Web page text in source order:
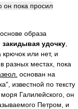
он пока просил
образа
закидывая удочку
или нет, и
разных местах, пока
основан на
известной по тексту
Галилейского, он
Петром, и